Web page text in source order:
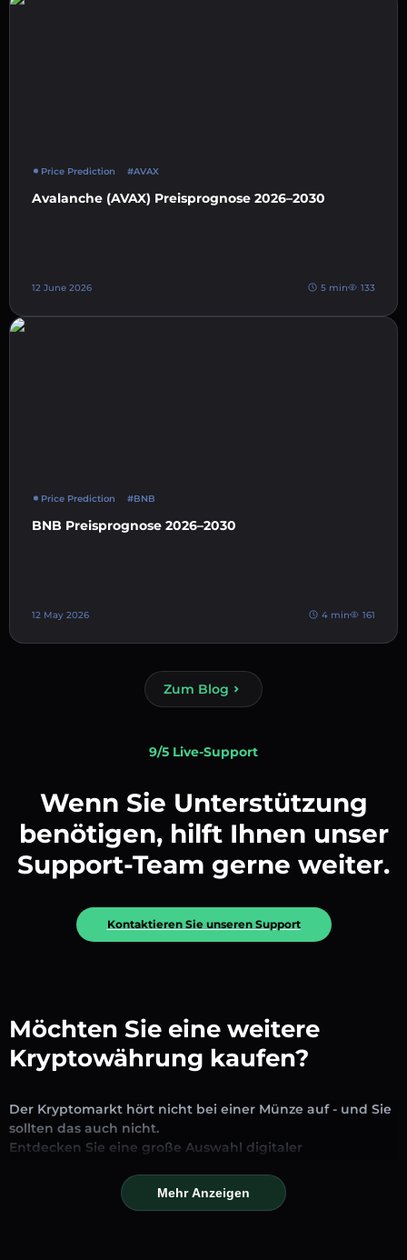
Price Prediction #AVAX
Avalanche (AVAX) Preisprognose 2026–2030
12 June 2026 5 min 133
Price Prediction #BNB
BNB Preisprognose 2026–2030
12 May 2026 4 min 161
Zum Blog
9/5 Live-Support
Wenn Sie Unterstützung
benötigen, hilft Ihnen unser
Support-Team gerne weiter.
Kontaktieren Sie unseren Support
Möchten Sie eine weitere
Kryptowährung kaufen?
Der Kryptomarkt hört nicht bei einer Münze auf - und Sie
sollten das auch nicht.
Entdecken Sie eine große Auswahl digitaler
Austausch und Handel verfügbar sind. Ob etablierte
Stablecoins, vielversprechende Altcoins oder trendige
Mehr Anzeigen